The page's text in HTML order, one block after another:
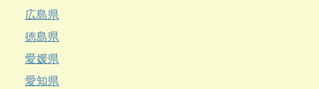
広島県
徳島県
愛媛県
愛知県